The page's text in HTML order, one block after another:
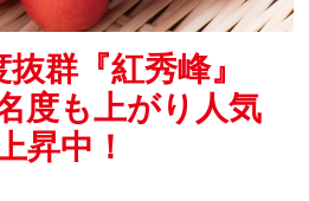
群『紅秀峰』
度も上がり人気
昇中！